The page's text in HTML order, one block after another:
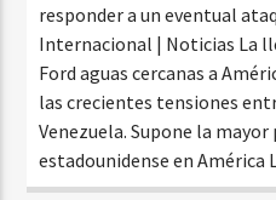
responder a un eventual
Internacional | Noticias La
Ford aguas cercanas a
las crecientes tensiones
Venezuela. Supone la
estadounidense en